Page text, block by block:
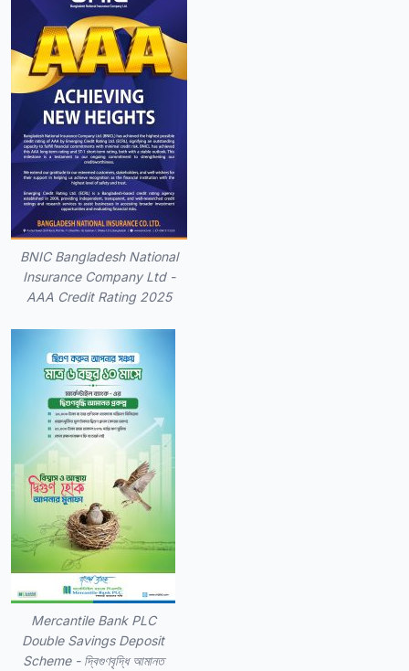
BNIC Bangladesh National
Insurance Company Ltd -
AAA Credit Rating 2025
Mercantile Bank PLC
Double Savings Deposit
Scheme - দ্বিগুণবৃদ্ধি আমানত